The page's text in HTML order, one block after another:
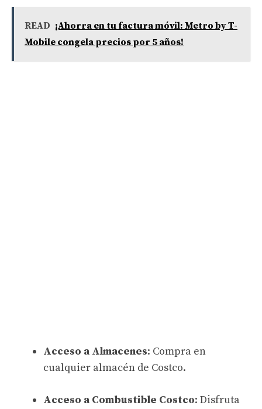
READ ¡Ahorra en tu factura móvil: Metro by T-
Mobile congela precios por 5 años!
Acceso a Almacenes: Compra en
cualquier almacén de Costco.
Acceso a Combustible Costco: Disfruta